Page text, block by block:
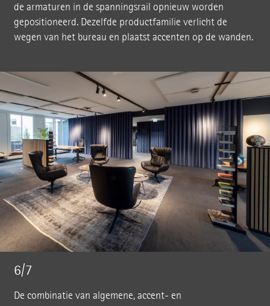
de armaturen in de spanningsrail opnieuw worden
gepositioneerd. Dezelfde productfamilie verlicht de
wegen van het bureau en plaatst accenten op de wanden.
6/7
De combinatie van algemene, accent- en